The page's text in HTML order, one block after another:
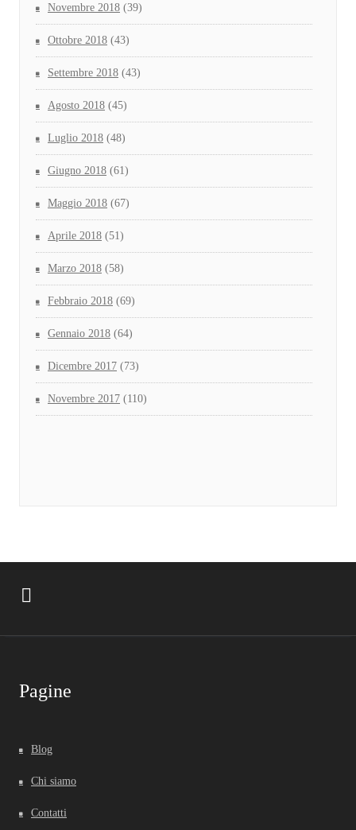
Novembre 2018 (39)
Ottobre 2018 (43)
Settembre 2018 (43)
Agosto 2018 (45)
Luglio 2018 (48)
Giugno 2018 (61)
Maggio 2018 (67)
Aprile 2018 (51)
Marzo 2018 (58)
Febbraio 2018 (69)
Gennaio 2018 (64)
Dicembre 2017 (73)
Novembre 2017 (110)
Pagine
Blog
Chi siamo
Contatti